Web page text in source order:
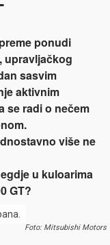
ponudi
upravljačkog
sasvim
aktivnim
se radi o nečem
više ne
u kuloarima
GT?
Foto: Mitsubishi Motors